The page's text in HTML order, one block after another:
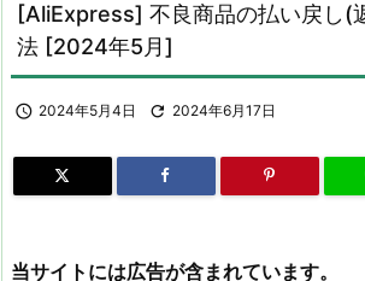
[AliExpress] 不良商品の払い戻し(
法 [2024年5月]
 2024年5月4日  2024年6月17日
当サイトには広告が含まれています。